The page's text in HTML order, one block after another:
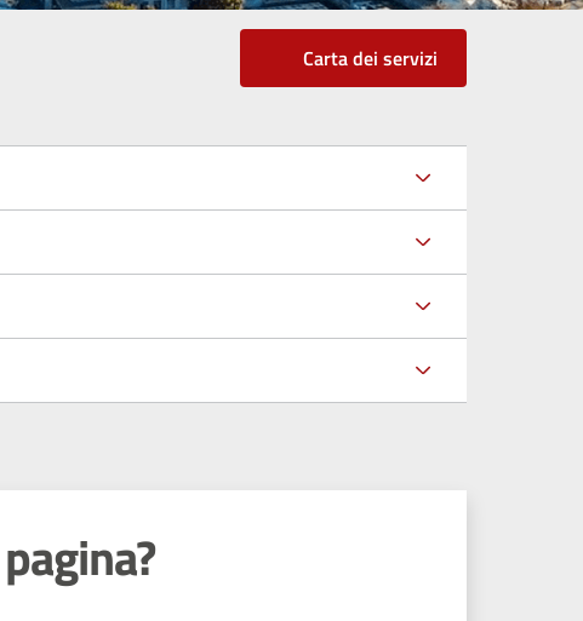
Carta dei servizi